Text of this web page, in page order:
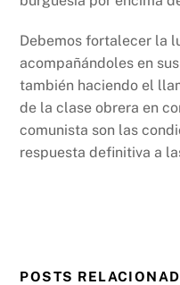
Debemos fortalecer la
acompañándoles en
también haciendo el
de la clase obrera en
comunista son las
respuesta definitiva a
POSTS